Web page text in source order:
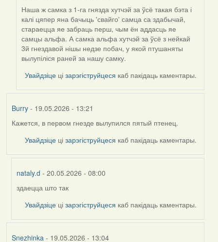
Наша ж самка з 1-га гнязда хутчэй за ўсё такая бэта і
калі цяпер яна бачыць 'свайго' самца са здабычай,
стараецца яе забраць перш, чым ён аддасць яе
самцы альфа. А самка альфа хутчэй за ўсё з нейкай
3й гнездавой нішы недзе побач, у якой птушаняты
вылупіліся раней за нашу самку.
Увайдзіце цізарэгіструйцеся каб пакідаць каментары.
Burry- 19.05.2026 - 13:21
Кажется, в первом гнезде вылупился пятый птенец.
Увайдзіце цізарэгіструйцеся каб пакідаць каментары.
nataly.d - 20.05.2026 - 08:00
In
reply
by
здаецца што так
Увайдзіце цізарэгіструйцеся каб пакідаць каментары.
Snezhinka - 19.05.2026 - 13:04